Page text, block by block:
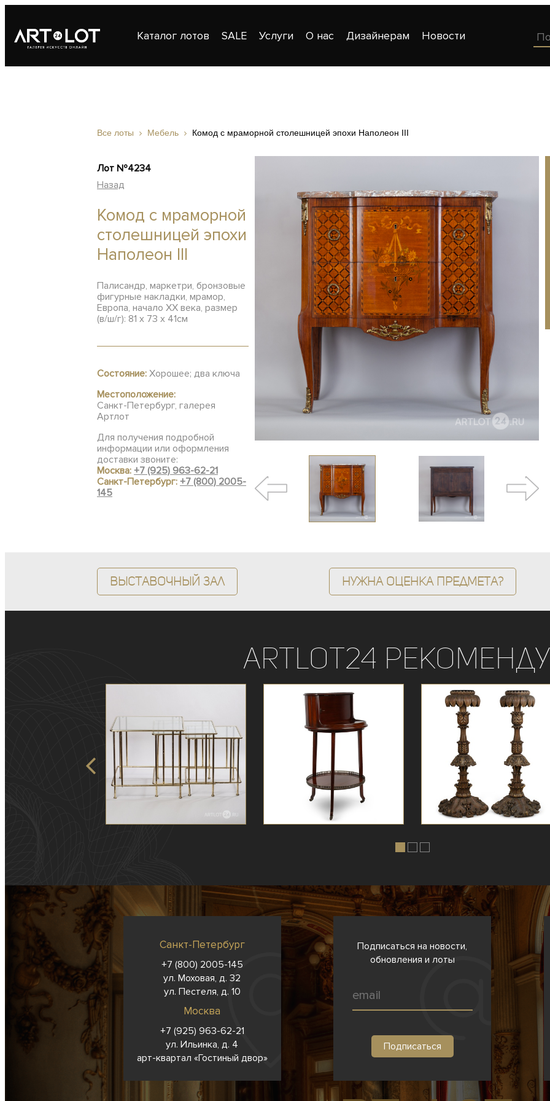
Каталог лотов SALE Услуги О нас Дизайнерам Новости
Все лоты Мебель Комод с мраморной столешницей эпохи Наполеон III
Лот №4234
Назад
Комод с мраморной
столешницей эпохи
Наполеон III
Палисандр, маркетри, бронзовые
фигурные накладки, мрамор,
Европа, начало XX века, размер
(в/ш/г): 81 х 73 х 41см
Состояние: Хорошее; два ключа
Местоположение:
Санкт-Петербург, галерея
Артлот
Для получения подробной
информации или оформления
доставки звоните:
Москва: +7 (925) 963-62-21
Санкт-Петербург: +7 (800) 2005-
145
Выставочный зал Нужна оценка предмета?
ArtLot24
Санкт-Петербург
+7 (800) 2005-145
ул. Моховая, д. 32
ул. Пестеля, д. 10
Москва
+7 (925) 963-62-21
ул. Ильинка, д. 4
арт-квартал «Гостиный двор»
Подписаться на новости,
обновления и лоты